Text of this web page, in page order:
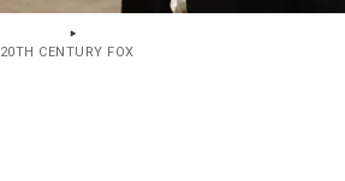
20TH CENTURY FOX